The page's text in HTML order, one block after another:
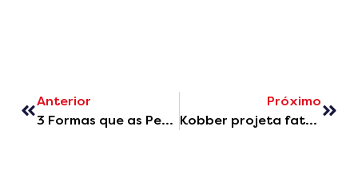
Anterior
3 Formas que as Pessoas Consomem Granola e Você Ainda Não Sabia
Próximo
Kobber projeta faturamento de R$ 200 milhões em 2024